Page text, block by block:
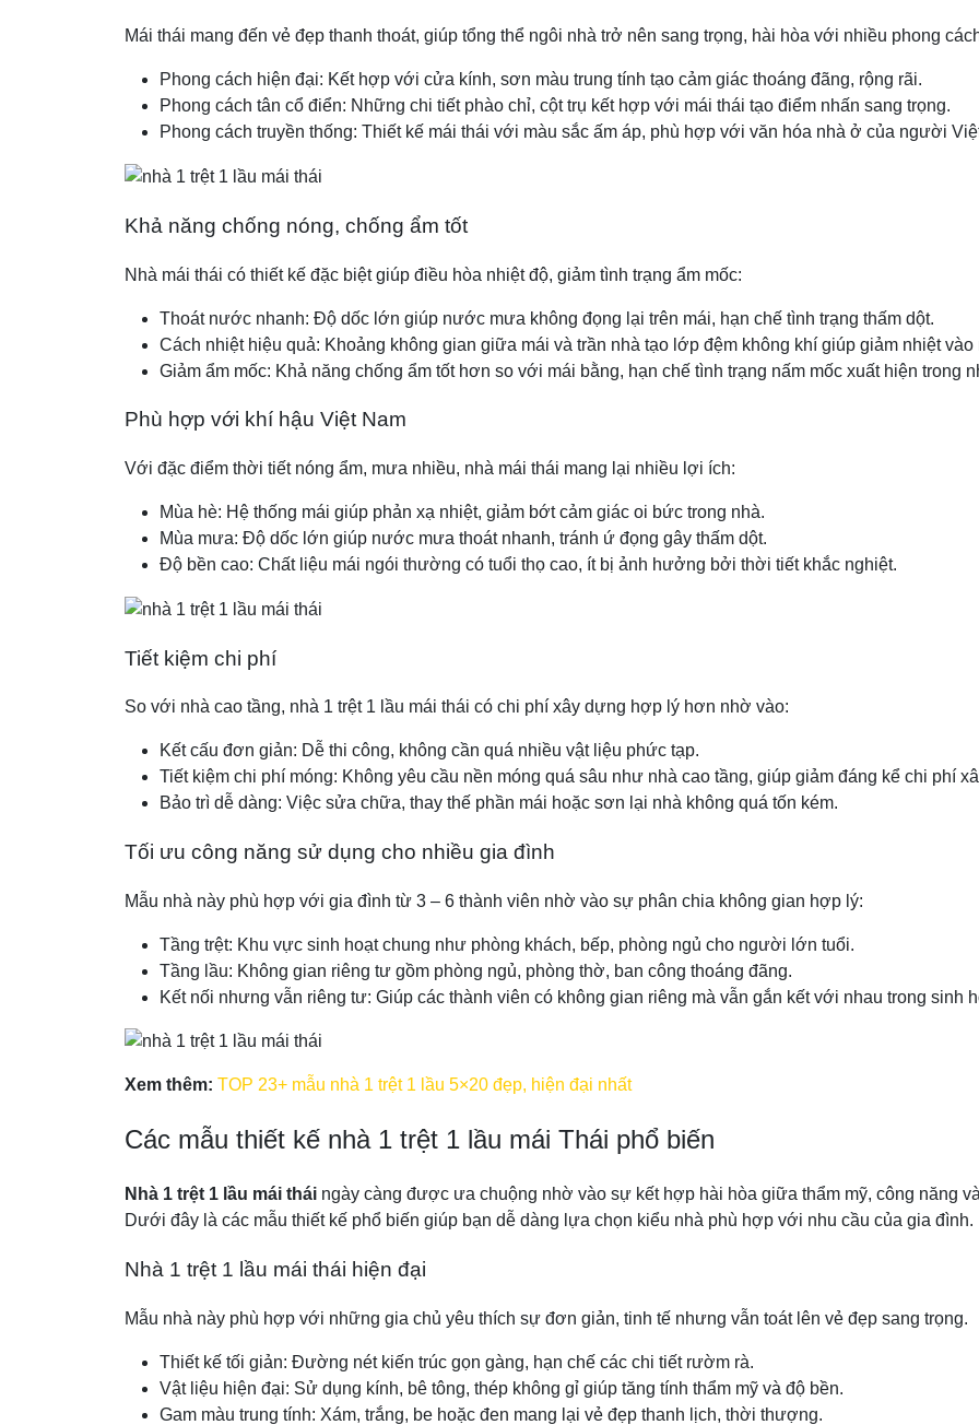
Mái thái mang đến vẻ đẹp thanh thoát, giúp tổng thể ngôi nhà trở nên sang trọng, hài hòa với nhiều phong
Phong cách hiện đại: Kết hợp với cửa kính, sơn màu trung tính tạo cảm giác thoáng đãng, rộng rãi.
Phong cách tân cổ điển: Những chi tiết phào chỉ, cột trụ kết hợp với mái thái tạo điểm nhấn sang trọng.
Phong cách truyền thống: Thiết kế mái thái với màu sắc ấm áp, phù hợp với văn hóa nhà ở của người
Khả năng chống nóng, chống ẩm tốt
Nhà mái thái có thiết kế đặc biệt giúp điều hòa nhiệt độ, giảm tình trạng ẩm mốc:
Thoát nước nhanh: Độ dốc lớn giúp nước mưa không đọng lại trên mái, hạn chế tình trạng thấm dột.
Cách nhiệt hiệu quả: Khoảng không gian giữa mái và trần nhà tạo lớp đệm không khí giúp giảm nhiệt vào
Giảm ẩm mốc: Khả năng chống ẩm tốt hơn so với mái bằng, hạn chế tình trạng nấm mốc xuất hiện trong
Phù hợp với khí hậu Việt Nam
Với đặc điểm thời tiết nóng ẩm, mưa nhiều, nhà mái thái mang lại nhiều lợi ích:
Mùa hè: Hệ thống mái giúp phản xạ nhiệt, giảm bớt cảm giác oi bức trong nhà.
Mùa mưa: Độ dốc lớn giúp nước mưa thoát nhanh, tránh ứ đọng gây thấm dột.
Độ bền cao: Chất liệu mái ngói thường có tuổi thọ cao, ít bị ảnh hưởng bởi thời tiết khắc nghiệt.
Tiết kiệm chi phí
So với nhà cao tầng, nhà 1 trệt 1 lầu mái thái có chi phí xây dựng hợp lý hơn nhờ vào:
Kết cấu đơn giản: Dễ thi công, không cần quá nhiều vật liệu phức tạp.
Tiết kiệm chi phí móng: Không yêu cầu nền móng quá sâu như nhà cao tầng, giúp giảm đáng kể chi phí
Bảo trì dễ dàng: Việc sửa chữa, thay thế phần mái hoặc sơn lại nhà không quá tốn kém.
Tối ưu công năng sử dụng cho nhiều gia đình
Mẫu nhà này phù hợp với gia đình từ 3 – 6 thành viên nhờ vào sự phân chia không gian hợp lý:
Tầng trệt: Khu vực sinh hoạt chung như phòng khách, bếp, phòng ngủ cho người lớn tuổi.
Tầng lầu: Không gian riêng tư gồm phòng ngủ, phòng thờ, ban công thoáng đãng.
Kết nối nhưng vẫn riêng tư: Giúp các thành viên có không gian riêng mà vẫn gắn kết với nhau trong sinh
Xem thêm: TOP 23+ mẫu nhà 1 trệt 1 lầu 5×20 đẹp, hiện đại nhất
Các mẫu thiết kế nhà 1 trệt 1 lầu mái Thái phổ biến
Nhà 1 trệt 1 lầu mái thái ngày càng được ưa chuộng nhờ vào sự kết hợp hài hòa giữa thẩm mỹ, công năng
Dưới đây là các mẫu thiết kế phổ biến giúp bạn dễ dàng lựa chọn kiểu nhà phù hợp với nhu cầu của gia đình.
Nhà 1 trệt 1 lầu mái thái hiện đại
Mẫu nhà này phù hợp với những gia chủ yêu thích sự đơn giản, tinh tế nhưng vẫn toát lên vẻ đẹp sang trọng.
Thiết kế tối giản: Đường nét kiến trúc gọn gàng, hạn chế các chi tiết rườm rà.
Vật liệu hiện đại: Sử dụng kính, bê tông, thép không gỉ giúp tăng tính thẩm mỹ và độ bền.
Gam màu trung tính: Xám, trắng, be hoặc đen mang lại vẻ đẹp thanh lịch, thời thượng.